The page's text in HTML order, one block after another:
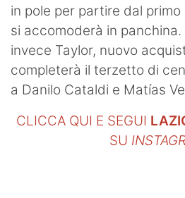
in pole per partire dal
si accomoderà in panchina.
invece Taylor, nuovo
completerà il terzetto di
a Danilo Cataldi e Matías
CLICCA QUI E SEGUI
SU